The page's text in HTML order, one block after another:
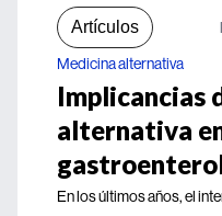
Artículos
Medicina alternativa
Implicancias
alternativa
En los últimos años, el